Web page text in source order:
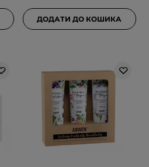
ДОДАТИ ДО КОШИКА